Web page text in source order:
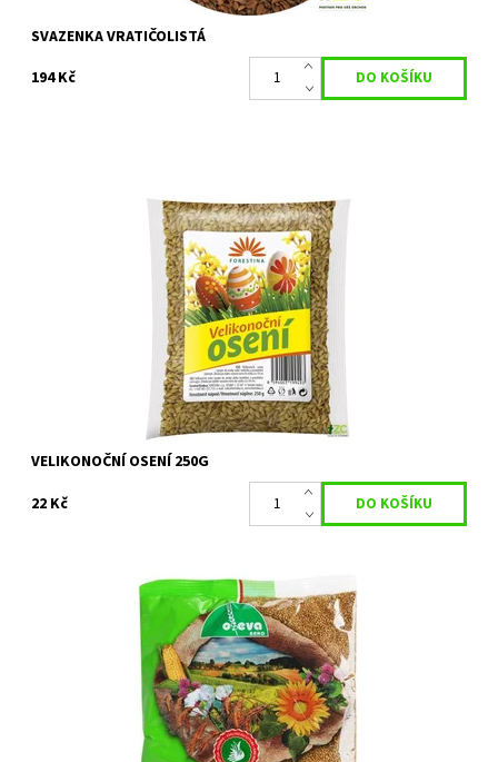
SVAZENKA VRATIČOLISTÁ
194 Kč
Dekorační zelené velikonoční osení
Skladem u dodavatele
34145
FORESTINA s.r.o.
VELIKONOČNÍ OSENÍ 250G
22 Kč
Výborná předplodina pro všechny obiloviny a olejniny.
Skladem 1 ks
26341/300